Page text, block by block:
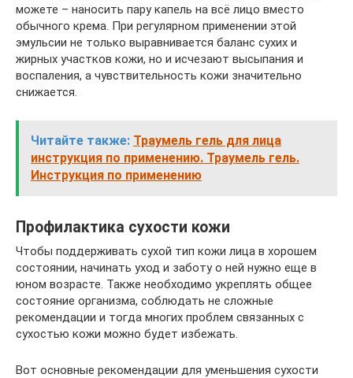
можете – наносить пару капель на всё лицо вместо
обычного крема. При регулярном применении этой
эмульсии не только выравнивается баланс сухих и
жирных участков кожи, но и исчезают высыпания и
воспаления, а чувствительность кожи значительно
снижается.
Читайте также: Траумель гель для лица
инструкция по применению. Траумель гель.
Инструкция по применению
Профилактика сухости кожи
Чтобы поддерживать сухой тип кожи лица в хорошем
состоянии, начинать уход и заботу о ней нужно еще в
юном возрасте. Также необходимо укреплять общее
состояние организма, соблюдать не сложные
рекомендации и тогда многих проблем связанных с
сухостью кожи можно будет избежать.
Вот основные рекомендации для уменьшения сухости